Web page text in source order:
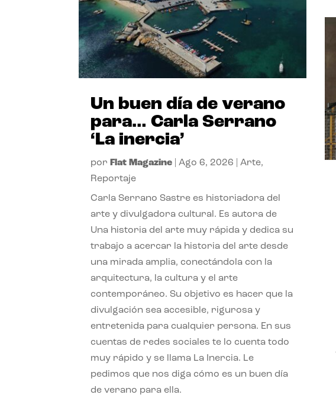
Un buen día de verano
para… Carla Serrano
‘La inercia’
por Flat Magazine |Ago 6, 2026 |Arte,
Reportaje
Carla Serrano Sastre es historiadora del
arte y divulgadora cultural. Es autora de
Una historia del arte muy rápida y dedica su
trabajo a acercar la historia del arte desde
una mirada amplia, conectándola con la
arquitectura, la cultura y el arte
contemporáneo. Su objetivo es hacer que la
divulgación sea accesible, rigurosa y
entretenida para cualquier persona. En sus
cuentas de redes sociales te lo cuenta todo
muy rápido y se llama La Inercia. Le
pedimos que nos diga cómo es un buen día
de verano para ella.